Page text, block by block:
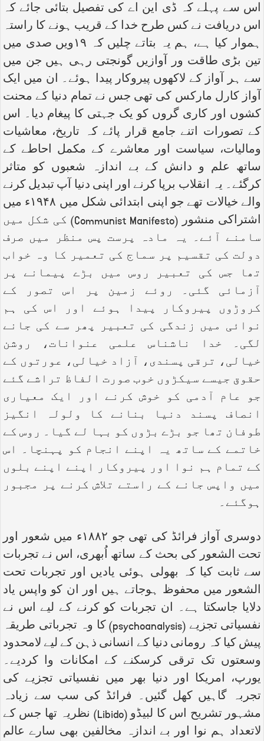
اس سے پہلے کہ ڈی این اے کی تفصیل بتائی جائے کہ
اس دریافت نے کس طرح خدا کے قریب ہونے کا راستہ
ہموار کیا ہے، ہم یہ بتاتے چلیں کہ ۱۹ویں صدی میں
تین بڑی طاقت ور آوازیں گونجتی رہی ہیں جن میں
سے ہر آواز کے لاکھوں پیروکار پیدا ہوئے۔ ان میں ایک
آواز کارل مارکس کی تھی جس نے تمام دنیا کے محنت
کشوں اور کاری گروں کو یک جہتی کا پیغام دیا۔ اس
کے تصورات اتنے جامع قرار پائے کہ تاریخ، معاشیات
ومالیات، سیاست اور معاشرے کے مکمل احاطے کے
ساتھ علم و دانش کے بے اندازہ شعبوں کو متاثر
کرگئے۔ یہ انقلاب برپا کرنے اور اپنی دنیا آپ تبدیل کرنے
والے خیالات تھے جو اپنی ابتدائی شکل میں ۱۹۴۸ء میں
اشتراکی منشور (Communist Manifesto) کی شکل میں
سامنے آئے۔ یہ مادہ پرست پس منظر میں صرف
دولت کی تقسیم پر سماج کی تعمیر کا وہ خواب
تھا جس کی تعبیر روس میں بڑے پیمانے پر
آزمائی گئی۔ روئے زمین پر اس تصور کے
کروڑوں پیروکار پیدا ہوئے اور اس کی ہم
نوائی میں زندگی کی تعبیر پھر سے کی جانے
لگی۔ خدا ناشناس علمی عنوانات، روشن
خیالی، ترقی پسندی، آزاد خیالی، عورتوں کے
حقوق جیسے سیکڑوں خوب صورت الفاظ تراشے گئے
جو عام آدمی کو خوش کرنے اور ایک معیاری
انصاف پسند دنیا بنانے کا ولولہ انگیز
طوفان تھا جو بڑے بڑوں کو بہا لے گیا۔ روس کے
خاتمے کے ساتھ یہ اپنے انجام کو پہنچا۔ اس
کے تمام ہم نوا اور پیروکار اپنے اپنے بلوں
میں واپس جانے کے راستے تلاش کرنے پر مجبور
ہوگئے۔
دوسری آواز فرائڈ کی تھی جو ۱۸۸۲ء میں شعور اور
تحت الشعور کی بحث کے ساتھ اُبھری، اس نے تجربات
سے ثابت کیا کہ بھولی ہوئی یادیں اور تجربات تحت
الشعور میں محفوظ ہوجاتے ہیں اور ان کو واپس یاد
دلایا جاسکتا ہے۔ ان تجربات کو کرنے کے لیے اس نے
نفسیاتی تجزیے (psychoanalysis) کا وہ تجرباتی طریقہ
پیش کیا کہ رومانی دنیا کے انسانی ذہن کے لیے لامحدود
وسعتوں تک ترقی کرسکنے کے امکانات وا کردیے۔
یورپ، امریکا اور دنیا بھر میں نفسیاتی تجزیے کی
تجربہ گاہیں کھل گئیں۔ فرائڈ کی سب سے زیادہ
مشہور تشریح اس کا لبیڈو (Libido) نظریہ تھا جس کے
لاتعداد ہم نوا اور بے اندازہ مخالفین بھی سارے عالم